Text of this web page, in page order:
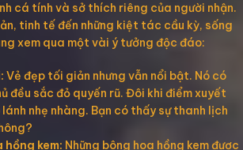
cá tính và sở thích riêng của người nhận.
tinh tế đến những kiệt tác cầu kỳ, sống
xem qua một vài ý tưởng độc đáo:
Vẻ đẹp tối giản nhưng vẫn nổi bật. Nó có
đều sắc đỏ quyến rũ. Đôi khi điểm xuyết
nhẹ nhàng. Bạn có thấy sự thanh lịch
kem: Những bông hoa hồng kem được